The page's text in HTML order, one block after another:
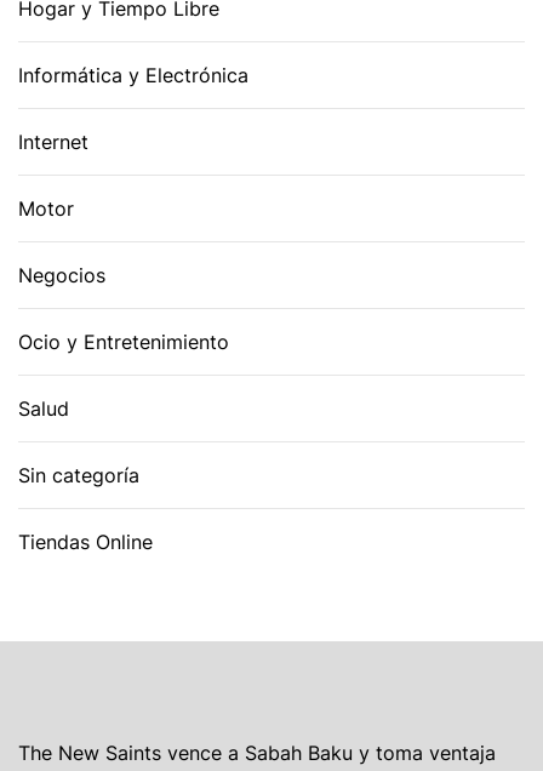
Hogar y Tiempo Libre
Informática y Electrónica
Internet
Motor
Negocios
Ocio y Entretenimiento
Salud
Sin categoría
Tiendas Online
The New Saints vence a Sabah Baku y toma ventaja